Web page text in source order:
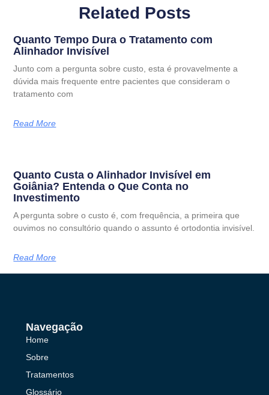
Related Posts
Quanto Tempo Dura o Tratamento com
Alinhador Invisível
Junto com a pergunta sobre custo, esta é provavelmente a
dúvida mais frequente entre pacientes que consideram o
tratamento com
Read More
Quanto Custa o Alinhador Invisível em
Goiânia? Entenda o Que Conta no
Investimento
A pergunta sobre o custo é, com frequência, a primeira que
ouvimos no consultório quando o assunto é ortodontia invisível.
Read More
Navegação
Home
Sobre
Tratamentos
Glossário